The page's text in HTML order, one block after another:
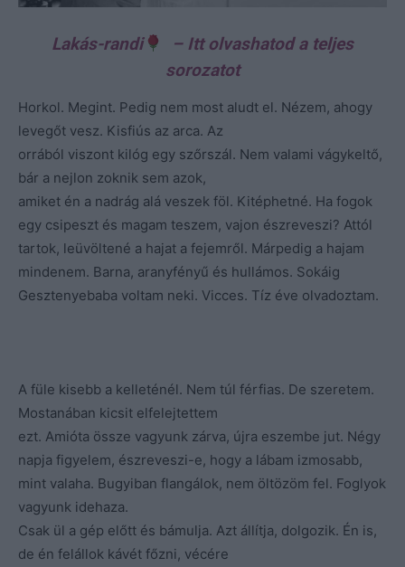
Lakás-randi
– Itt olvashatod a teljes
sorozatot
Horkol. Megint. Pedig nem most aludt el. Nézem, ahogy
levegőt vesz. Kisfiús az arca. Az
orrából viszont kilóg egy szőrszál. Nem valami vágykeltő,
bár a nejlon zoknik sem azok,
amiket én a nadrág alá veszek föl. Kitéphetné. Ha fogok
egy csipeszt és magam teszem, vajon észreveszi? Attól
tartok, leüvöltené a hajat a fejemről. Márpedig a hajam
mindenem. Barna, aranyfényű és hullámos. Sokáig
Gesztenyebaba voltam neki. Vicces. Tíz éve olvadoztam.
A füle kisebb a kelleténél. Nem túl férfias. De szeretem.
Mostanában kicsit elfelejtettem
ezt. Amióta össze vagyunk zárva, újra eszembe jut. Négy
napja figyelem, észreveszi-e, hogy a lábam izmosabb,
mint valaha. Bugyiban flangálok, nem öltözöm fel. Foglyok
vagyunk idehaza.
Csak ül a gép előtt és bámulja. Azt állítja, dolgozik. Én is,
de én felállok kávét főzni, vécére